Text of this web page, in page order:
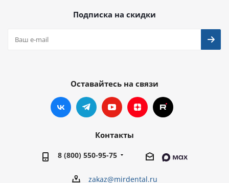
Подписка на скидки
Оставайтесь на связи
Контакты
8 (800) 550-95-75
zakaz@mirdental.ru